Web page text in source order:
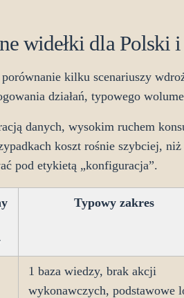
widełki dla Polski
kilku scenariuszy
działań, typowego
danych, wysokim ruchem
koszt rośnie szybciej,
pod etykietą „konfiguracja”.
Typowy zakres
1 baza wiedzy, brak akcji
wykonawczych, podstawowe